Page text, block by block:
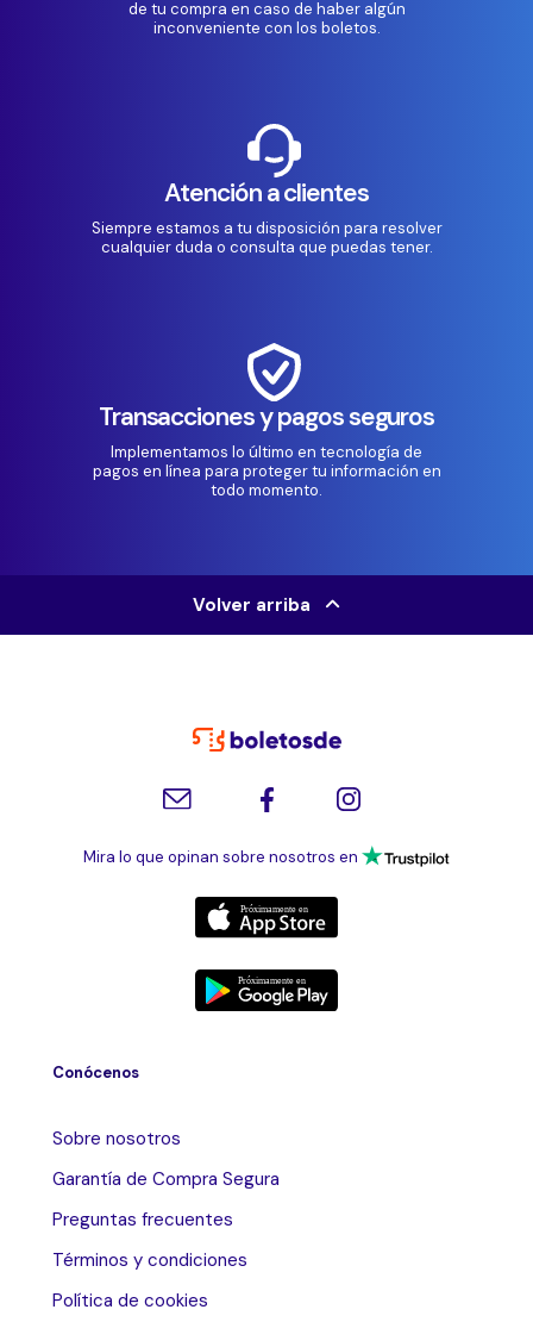
de tu compra en caso de haber algún
inconveniente con los boletos.
Atención a clientes
Siempre estamos a tu disposición para resolver
cualquier duda o consulta que puedas tener.
Transacciones y pagos seguros
Implementamos lo último en tecnología de
pagos en línea para proteger tu información en
todo momento.
Volver arriba
Mira lo que opinan sobre nosotros en
Conócenos
Sobre nosotros
Garantía de Compra Segura
Preguntas frecuentes
Términos y condiciones
Política de cookies